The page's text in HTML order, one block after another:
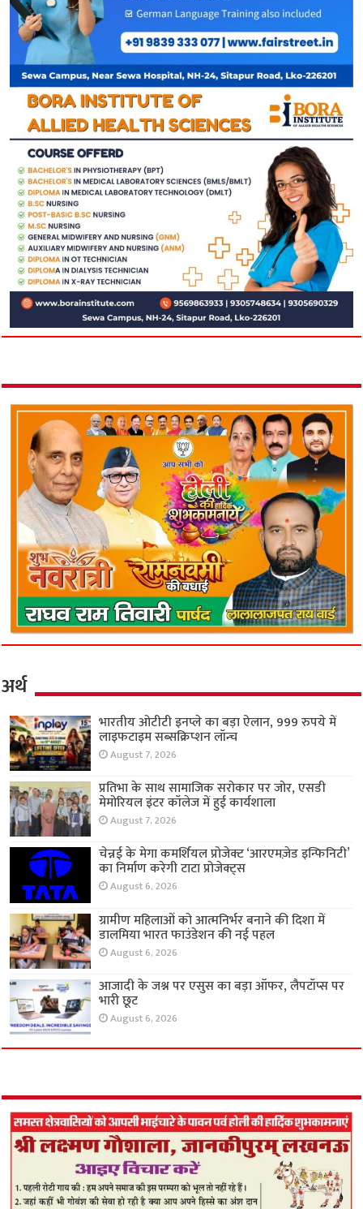
अर्थ
भारतीय ओटीटी इनप्ले का बड़ा ऐलान, 999 रुपये में
लाइफटाइम सब्सक्रिप्शन लॉन्च
August 7, 2026
प्रतिभा के साथ सामाजिक सरोकार पर जोर, एसडी
मेमोरियल इंटर कॉलेज में हुई कार्यशाला
August 7, 2026
चेन्नई के मेगा कमर्शियल प्रोजेक्ट ‘आरएमज़ेड इन्फिनिटी’
का निर्माण करेगी टाटा प्रोजेक्ट्स
August 6, 2026
ग्रामीण महिलाओं को आत्मनिर्भर बनाने की दिशा में
डालमिया भारत फाउंडेशन की नई पहल
August 6, 2026
आजादी के जश्न पर एसुस का बड़ा ऑफर, लैपटॉप्स पर
भारी छूट
August 6, 2026